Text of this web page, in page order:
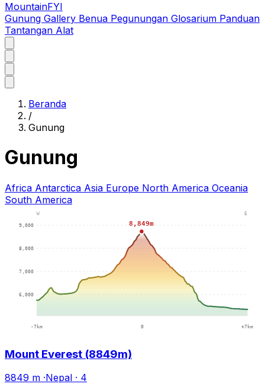
MountainFYI
Gunung Gallery Benua Pegunungan Glosarium Panduan
Tantangan Alat
Beranda
/
Gunung
Gunung
Africa Antarctica Asia Europe North America Oceania
South America
Mount Everest (8849m)
8849 m ·Nepal · 4